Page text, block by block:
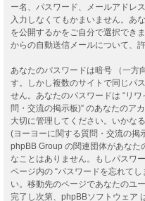
ー名、パスワード、メールアドレ
入力しなくてもかまいません。あ
を公開するかをご自分で選択でき
からの自動送信メールについて、
あなたのパスワードは暗号 （一方
す。しかし複数のサイトで同じパ
せん。あなたのパスワードは “リ
問・交流の掲示板)” のあなたのア
大切に管理してください。いかな
(ヨーヨーに関する質問・交流の掲
phpBB Group の関連団体があなた
なことはありません。もしパスワ
ページ内の “パスワードを忘れて
い。移動先のページであなたのユ
完了し次第、phpBBソフトウェア